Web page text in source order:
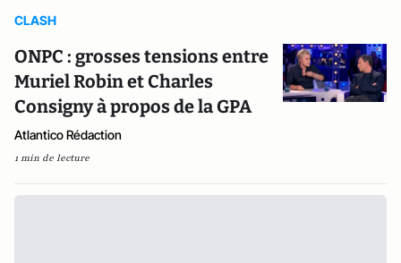
CLASH
ONPC : grosses tensions entre
Muriel Robin et Charles
Consigny à propos de la GPA
Atlantico Rédaction
1 min de lecture